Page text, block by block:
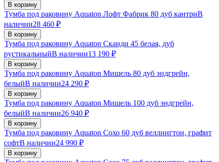
В корзину
Тумба под раковину Aquaton Лофт Фабрик 80 дуб кантриВ
наличии28 460 ₽
В корзину
Тумба под раковину Aquaton Сканди 45 белая, дуб
рустикальныйВ наличии13 190 ₽
В корзину
Тумба под раковину Aquaton Мишель 80 дуб эндгрейн,
белыйВ наличии24 290 ₽
В корзину
Тумба под раковину Aquaton Мишель 100 дуб эндгрейн,
белыйВ наличии26 940 ₽
В корзину
Тумба под раковину Aquaton Сохо 60 дуб веллингтон, графит
софтВ наличии24 990 ₽
В корзину